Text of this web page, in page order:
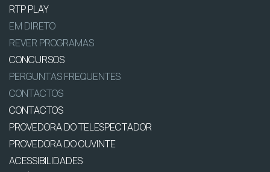
RTP PLAY
EM DIRETO
REVER PROGRAMAS
CONCURSOS
PERGUNTAS FREQUENTES
CONTACTOS
CONTACTOS
PROVEDORA DO TELESPECTADOR
PROVEDORA DO OUVINTE
ACESSIBILIDADES